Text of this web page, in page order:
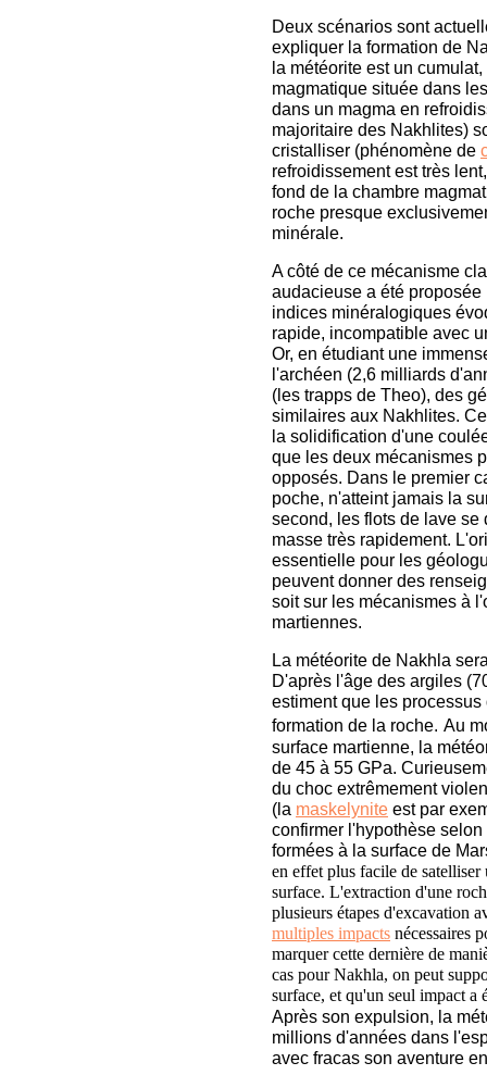
Deux scénarios sont
expliquer la formation de
la météorite est un
magmatique située dans
dans un magma en
majoritaire des Nakhlites)
cristalliser (phénomène de
refroidissement est très
fond de la chambre
roche presque
minérale.
A côté de ce mécanisme
audacieuse a été
indices minéralogiques
rapide, incompatible avec
Or, en étudiant une
l'archéen (2,6 milliards
(les trapps de Theo), des
similaires aux Nakhlites.
la solidification d'une
que les deux mécanismes
opposés. Dans le premier
poche, n'atteint jamais la
second, les flots de lave
masse très rapidement.
essentielle pour les
peuvent donner des
soit sur les mécanismes à
martiennes.
La météorite de Nakhla
D'après l'âge des argiles
estiment que les
formation de la roche. Au
surface martienne, la
de 45 à 55 GPa.
du choc extrêmement
(la maskelynite est par
confirmer l'hypothèse
formées à la surface de
en effet plus facile de
surface. L'extraction d'une
plusieurs étapes d'excavation
multiples impacts nécessaires
marquer cette dernière de
cas pour Nakhla, on peut
surface, et qu'un seul impact a
Après son expulsion, la
millions d'années dans
avec fracas son aventure